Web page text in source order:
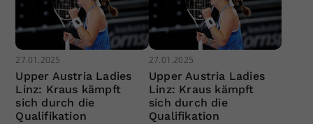
27.01.2025
Upper Austria Ladies
Linz: Kraus kämpft
sich durch die
Qualifikation
27.01.2025
Upper Austria Ladies
Linz: Kraus kämpft
sich durch die
Qualifikation